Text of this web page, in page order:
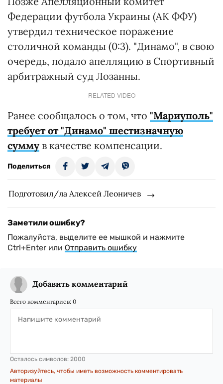
Федерации футбола Украины (АК ФФУ)
утвердил техническое поражение
столичной команды (0:3). "Динамо", в свою
очередь, подало апелляцию в Спортивный
арбитражный суд Лозанны.
RELATED VIDEO
Ранее сообщалось о том, что "Мариуполь"
требует от "Динамо" шестизначную
сумму в качестве компенсации.
Поделиться
Подготовил/ла Алексей Леоничев
Заметили ошибку?
Пожалуйста, выделите ее мышкой и нажмите
Ctrl+Enter или Отправить ошибку
Добавить комментарий
Всего комментариев: 0
Осталось символов: 2000
Авторизуйтесь, чтобы иметь возможность комментировать
материалы